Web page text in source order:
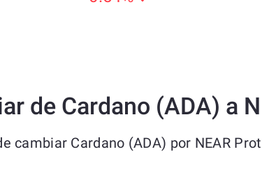
de Cardano (ADA) a
cambiar Cardano (ADA) por NEAR